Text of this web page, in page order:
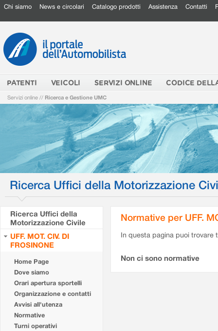
Chi siamo News e circolari Catalogo prodotti Assistenza Contatti
PATENTI VEICOLI SERVIZI ONLINE CODICE
Servizi online // Ricerca e Gestione UMC
Ricerca Uffici della Motorizzazione
Ricerca Uffici della
Motorizzazione Civile
UFF. MOT. CIV. DI
FROSINONE
Home Page
Dove siamo
Orari apertura sportelli
Organizzazione e contatti
Avvisi all'utenza
Normative
Turni operativi
Normative per UFF.
In questa pagina puoi
Non ci sono normative